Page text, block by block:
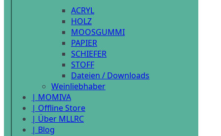
ACRYL
HOLZ
MOOSGUMMI
PAPIER
SCHIEFER
STOFF
Dateien / Downloads
Weinliebhaber
| MOMIVA
| Offline Store
| Über MLLRC
| Blog